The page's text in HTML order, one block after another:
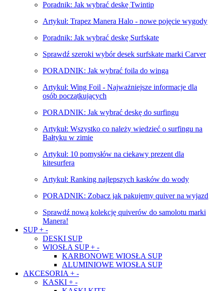
Poradnik: Jak wybrać deskę Twintip
Artykuł: Trapez Manera Halo - nowe pojęcie wygody
Poradnik: Jak wybrać deskę Surfskate
Sprawdź szeroki wybór desek surfskate marki Carver
PORADNIK: Jak wybrać foila do winga
Artykuł: Wing Foil - Najważniejsze informacje dla
osób początkujących
PORADNIK: Jak wybrać deskę do surfingu
Artykuł: Wszystko co należy wiedzieć o surfingu na
Bałtyku w zimie
Artykuł: 10 pomysłów na ciekawy prezent dla
kitesurfera
Artykuł: Ranking najlepszych kasków do wody
PORADNIK: Zobacz jak pakujemy quiver na wyjazd
Sprawdź nową kolekcję quiverów do samolotu marki
Manera!
SUP+ -
DESKI SUP
WIOSŁA SUP+ -
KARBONOWE WIOSŁA SUP
ALUMINIOWE WIOSŁA SUP
AKCESORIA + -
KASKI + -